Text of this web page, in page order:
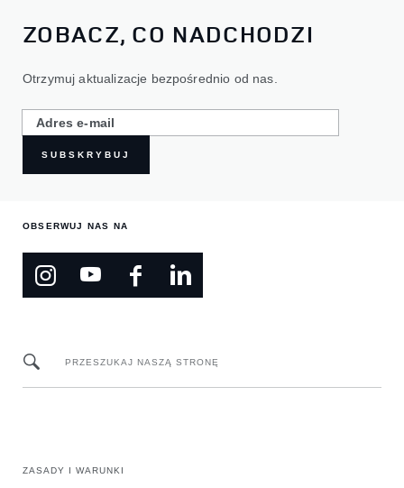
ZOBACZ, CO NADCHODZI
Otrzymuj aktualizacje bezpośrednio od nas.
SUBSKRYBUJ
OBSERWUJ NAS NA
PRZESZUKAJ NASZĄ STRONĘ
ZASADY I WARUNKI